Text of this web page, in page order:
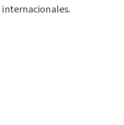
internacionales.